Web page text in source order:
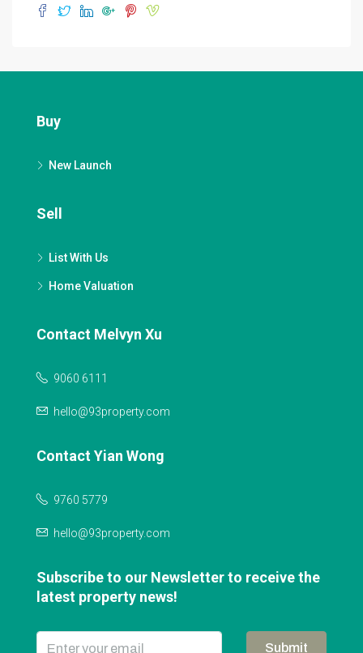
Buy
New Launch
Sell
List With Us
Home Valuation
Contact Melvyn Xu
9060 6111
hello@93property.com
Contact Yian Wong
9760 5779
hello@93property.com
Subscribe to our Newsletter to receive the
latest property news!
Submit